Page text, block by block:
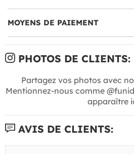
MOYENS DE PAIEMENT
PHOTOS DE CLIENTS:
Partagez vos photos avec
Mentionnez-nous comme
apparaître
AVIS DE CLIENTS: